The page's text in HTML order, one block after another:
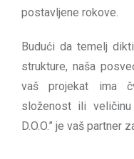
postavljene rokove.
Budući da temelj
strukture, naša
vaš projekat ima
složenost ili veličinu
D.O.O.” je vaš partner